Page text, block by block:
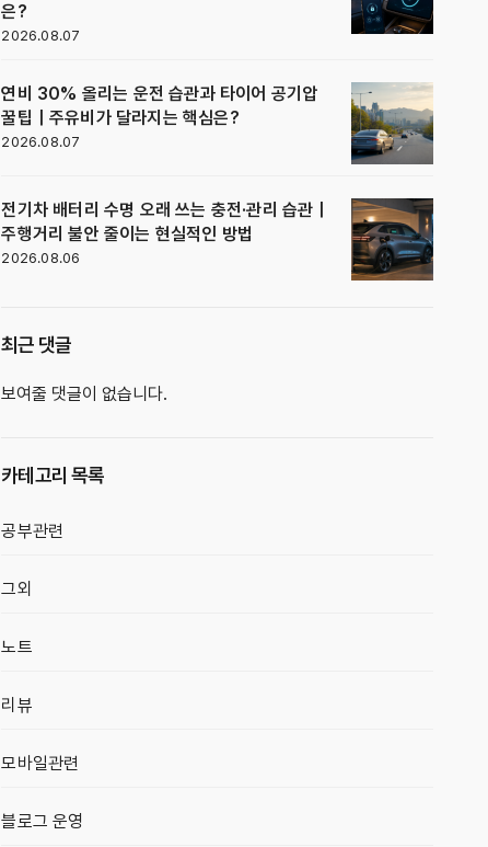
은?
2026.08.07
연비 30% 올리는 운전 습관과 타이어 공기압
꿀팁｜주유비가 달라지는 핵심은?
2026.08.07
전기차 배터리 수명 오래 쓰는 충전·관리 습관｜
주행거리 불안 줄이는 현실적인 방법
2026.08.06
최근 댓글
보여줄 댓글이 없습니다.
카테고리 목록
공부관련
그외
노트
리뷰
모바일관련
블로그 운영